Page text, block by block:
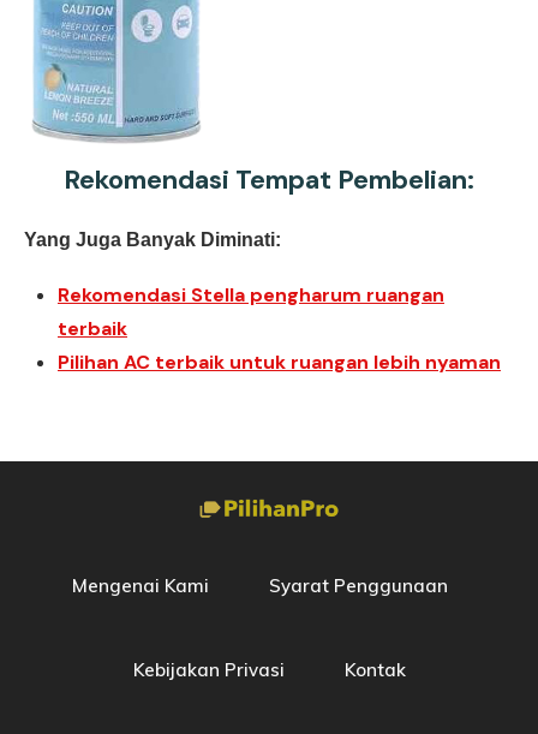
Rekomendasi Tempat Pembelian:
Yang Juga Banyak Diminati:
Rekomendasi Stella pengharum ruangan
terbaik
Pilihan AC terbaik untuk ruangan lebih nyaman
Mengenai Kami Syarat Penggunaan
Kebijakan Privasi Kontak